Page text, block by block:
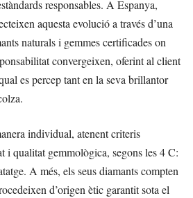
responsables. A Espanya,
aquesta evolució a través d’una
naturals i gemmes certificades on
convergeixen, oferint al client
es percep tant en la seva brillantor
individual, atenent criteris
i qualitat gemmològica, segons les 4 C:
A més, els seus diamants compten
d’origen ètic garantit sota el